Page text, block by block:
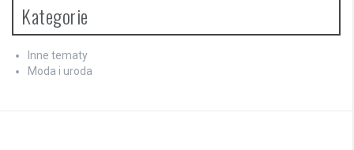
Kategorie
Inne tematy
Moda i uroda